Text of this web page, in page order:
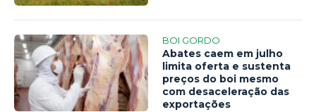
BOI GORDO
Abates caem em julho
limita oferta e sustenta
preços do boi mesmo
com desaceleração das
exportações